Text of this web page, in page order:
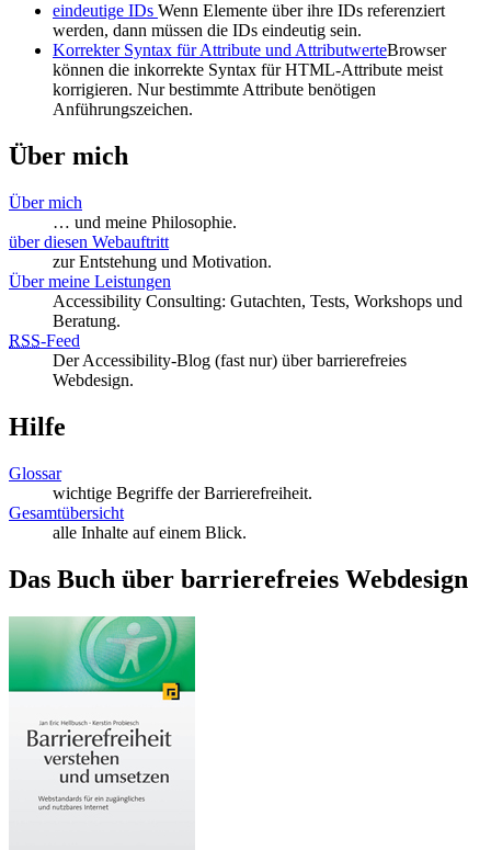
eindeutige IDs Wenn Elemente über ihre IDs referenziert
werden, dann müssen die IDs eindeutig sein.
Korrekter Syntax für Attribute und AttributwerteBrowser
können die inkorrekte Syntax für HTML-Attribute meist
korrigieren. Nur bestimmte Attribute benötigen
Anführungszeichen.
Über mich
Über mich
… und meine Philosophie.
über diesen Webauftritt
zur Entstehung und Motivation.
Über meine Leistungen
Accessibility Consulting: Gutachten, Tests, Workshops und
Beratung.
RSS-Feed
Der Accessibility-Blog (fast nur) über barrierefreies
Webdesign.
Hilfe
Glossar
wichtige Begriffe der Barrierefreiheit.
Gesamtübersicht
alle Inhalte auf einem Blick.
Das Buch über barrierefreies Webdesign